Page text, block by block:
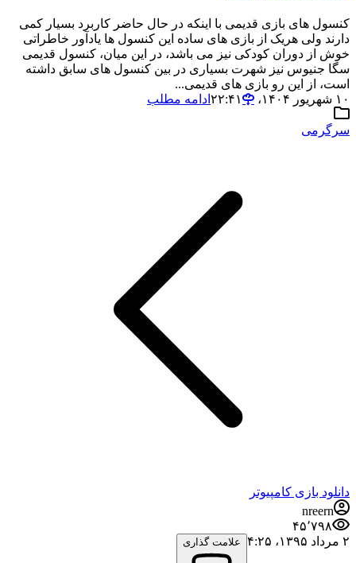
کنسول های بازی قدیمی با اینکه در حال حاضر کاربرد بسیار کمی
دارند ولی هریک از بازی های ساده این کنسول ها یادآور خاطراتی
خوش از دوران کودکی نیز می باشد، در این میان، کنسول قدیمی
سگا جنیوس نیز شهرت بسیاری در بین کنسول های سابق داشته
است، از این رو بازی های قدیمی...
۱۰ شهریور ۱۴۰۴،‏ ۲۲:۴۱
ادامه مطلب
سرگرمی
دانلود بازی کامپیوتر
nreern
۴۵٬۷۹۸
۲ مرداد ۱۳۹۵،‏ ۴:۲۵
علامت گذاری